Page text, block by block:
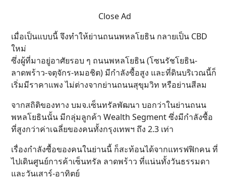
Close Ad
เมื่อเป็นแบบนี้ จึงทำให้ย่านถนนพหลโยธิน กลายเป็น CBD
ใหม่
ซึ่งผู้ที่มาอยู่อาศัยรอบ ๆ ถนนพหลโยธิน (โซนรัชโยธิน-
ลาดพร้าว-จตุจักร-หมอชิต) มีกำลังซื้อสูง และที่ดินบริเวณนี้ก็
เริ่มมีราคาแพง ไม่ต่างจากย่านถนนสุขุมวิท หรือย่านสีลม
จากสถิติของทาง บมจ.เซ็นทรัลพัฒนา บอกว่าในย่านถนน
พหลโยธินนั้น มีกลุ่มลูกค้า Wealth Segment ซึ่งมีกำลังซื้อ
ที่สูงกว่าค่าเฉลี่ยของคนทั้งกรุงเทพฯ ถึง 2.3 เท่า
เรื่องกำลังซื้อของคนในย่านนี้ ก็สะท้อนได้จากแทรฟฟิกคน ที่
ไปเดินศูนย์การค้าเซ็นทรัล ลาดพร้าว ที่แน่นทั้งวันธรรมดา
และวันเสาร์-อาทิตย์